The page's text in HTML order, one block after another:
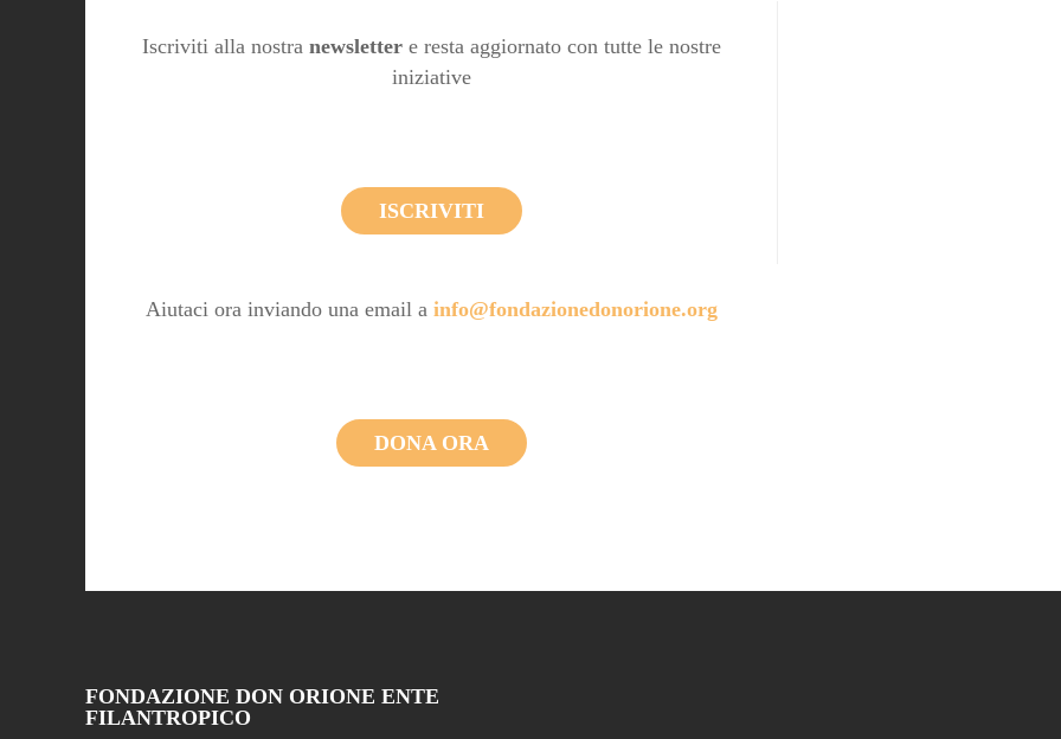
Iscriviti alla nostra newslettere resta aggiornato con tutte le nostre
iniziative
ISCRIVITI
Aiutaci ora inviando una email a info@fondazionedonorione.org
DONA ORA
FONDAZIONE DON ORIONE ENTE
FILANTROPICO